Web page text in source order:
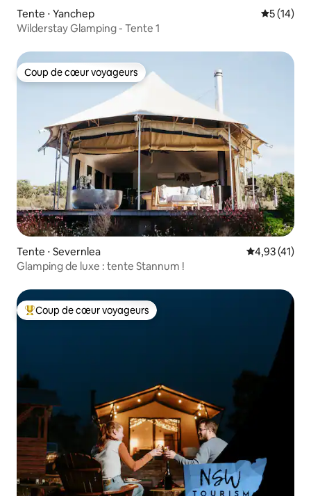
Tente ⋅ Yanchep
5 (14)
Wilderstay Glamping - Tente 1
Coup de cœur voyageurs
Coup de cœur voyageurs
Tente ⋅ Severnlea Évaluation
4,93 (41)
Glamping de luxe : tente Stannum !
Coups de cœur voyageurs les plus appréciés
Coup de cœur voyageurs